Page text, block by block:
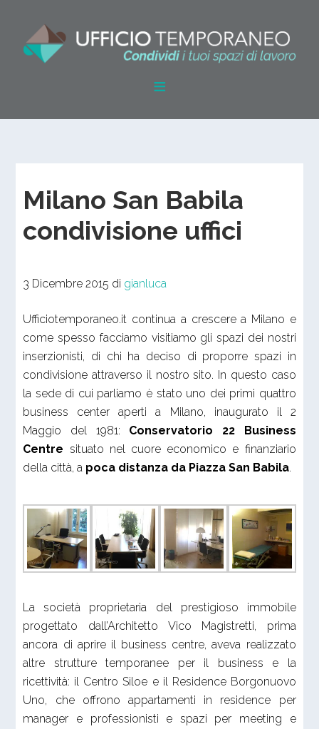
Milano San Babila
condivisione uffici
3 Dicembre 2015 di gianluca
Ufficiotemporaneo.it continua a crescere a Milano e
come spesso facciamo visitiamo gli spazi dei nostri
inserzionisti, di chi ha deciso di proporre spazi in
condivisione attraverso il nostro sito. In questo caso
la sede di cui parliamo è stato uno dei primi quattro
business center aperti a Milano, inaugurato il 2
Maggio del 1981: Conservatorio 22 Business
Centre situato nel cuore economico e finanziario
della città, a poca distanza da Piazza San Babila.
La società proprietaria del prestigioso immobile
progettato dall’Architetto Vico Magistretti, prima
ancora di aprire il business centre, aveva realizzato
altre strutture temporanee per il business e la
ricettività: il Centro Siloe e il Residence Borgonuovo
Uno, che offrono appartamenti in residence per
manager e professionisti e spazi per meeting e